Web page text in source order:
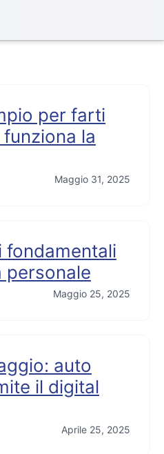
per farti
la
Maggio 31, 2025
fondamentali
personale
Maggio 25, 2025
auto
il digital
Aprile 25, 2025